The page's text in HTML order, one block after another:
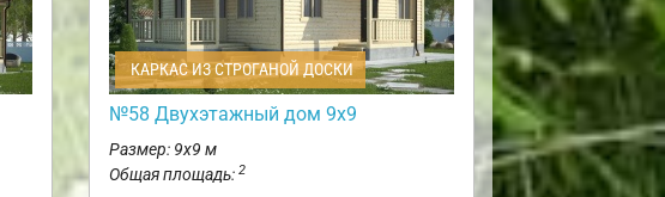
КАРКАС ИЗ СТРОГАНОЙ ДОСКИ
№58 Двухэтажный дом 9х9
Размер: 9х9 м
Общая площадь: 2